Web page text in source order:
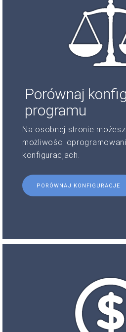
Porównaj
programu
Na osobnej stronie
możliwości
konfiguracjach.
PORÓWNAJ KONFIGURACJE